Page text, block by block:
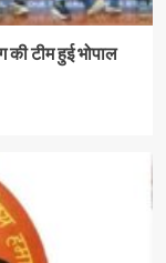
की टीम हुई भोपाल